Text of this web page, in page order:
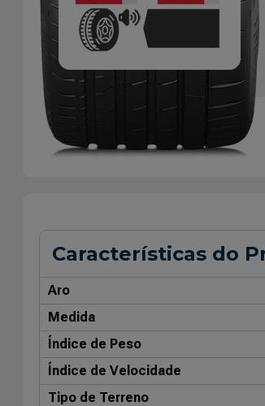
Características do
Aro
Medida
Índice de Peso
Índice de Velocidade
Tipo de Terreno